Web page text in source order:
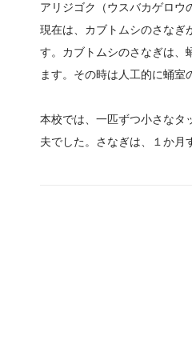
アリジゴク（ウスバカゲロウ
現在は、カブトムシのさなぎ
す。カブトムシのさなぎは、
ます。その時は人工的に蛹室
本校では、一匹ずつ小さなタ
夫でした。さなぎは、１か月